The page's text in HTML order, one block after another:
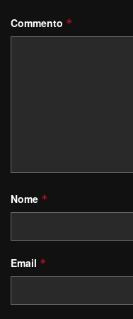
Commento *
Nome *
Email *